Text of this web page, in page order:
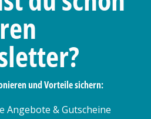
und Vorteile sichern:
Angebote & Gutscheine